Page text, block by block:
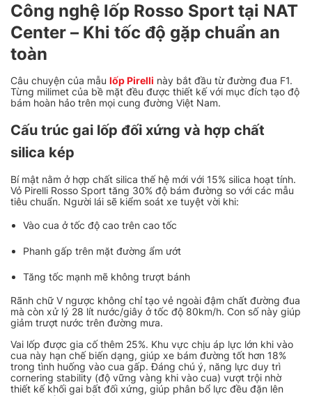
Công nghệ lốp Rosso Sport tại NAT
Center – Khi tốc độ gặp chuẩn an
toàn
Câu chuyện của mẫu lốp Pirelli này bắt đầu từ đường đua F1.
Từng milimet của bề mặt đều được thiết kế với mục đích tạo độ
bám hoàn hảo trên mọi cung đường Việt Nam.
Cấu trúc gai lốp đối xứng và hợp chất
silica kép
Bí mật nằm ở hợp chất silica thế hệ mới với 15% silica hoạt tính.
Vỏ Pirelli Rosso Sport tăng 30% độ bám đường so với các mẫu
tiêu chuẩn. Người lái sẽ kiểm soát xe tuyệt vời khi:
Vào cua ở tốc độ cao trên cao tốc
Phanh gấp trên mặt đường ẩm ướt
Tăng tốc mạnh mẽ không trượt bánh
Rãnh chữ V ngược không chỉ tạo vẻ ngoài đậm chất đường đua
mà còn xử lý 28 lít nước/giây ở tốc độ 80km/h. Con số này giúp
giảm trượt nước trên đường mưa.
Vai lốp được gia cố thêm 25%. Khu vực chịu áp lực lớn khi vào
cua này hạn chế biến dạng, giúp xe bám đường tốt hơn 18%
trong tình huống vào cua gấp. Đáng chú ý, năng lực duy trì
cornering stability (độ vững vàng khi vào cua) vượt trội nhờ
thiết kế khối gai bất đối xứng, giúp phân bổ lực đều đặn lên